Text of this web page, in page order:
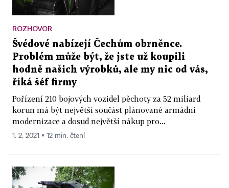
ROZHOVOR
Švédové nabízejí Čechům obrněnce.
Problém může být, že jste už koupili
hodně našich výrobků, ale my nic od vás,
říká šéf firmy
Pořízení 210 bojových vozidel pěchoty za 52 miliard
korun má být největší součást plánované armádní
modernizace a dosud největší nákup pro...
1. 2. 2021 ▪ 12 min. čtení